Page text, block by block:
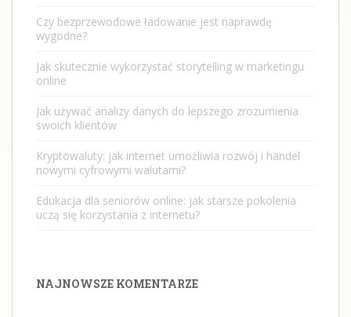
Czy bezprzewodowe ładowanie jest naprawdę
wygodne?
Jak skutecznie wykorzystać storytelling w marketingu
online
Jak używać analizy danych do lepszego zrozumienia
swoich klientów
Kryptowaluty: jak internet umożliwia rozwój i handel
nowymi cyfrowymi walutami?
Edukacja dla seniorów online: jak starsze pokolenia
uczą się korzystania z internetu?
NAJNOWSZE KOMENTARZE